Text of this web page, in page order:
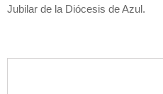
Jubilar de la Diócesis de Azul.